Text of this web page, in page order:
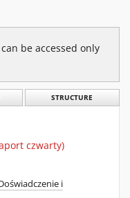
be accessed only
STRUCTURE
czwarty)
i